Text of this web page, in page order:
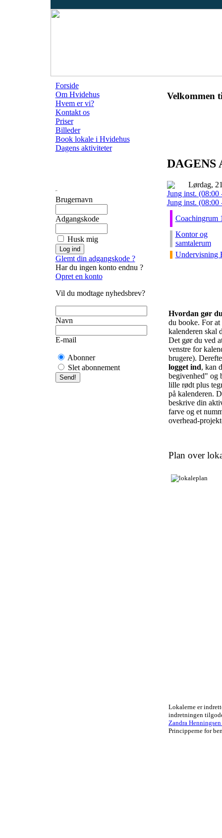
Forside
Om Hvidehus
Hvem er vi?
Kontakt os
Priser
Billeder
Book lokale i Hvidehus
Dagens aktiviteter
Brugernavn
Adgangskode
Husk mig
Glemt din adgangskode ?
Har du ingen konto endnu ?
Opret en konto
Vil du modtage nyhedsbrev?
Navn
E-mail
Abonner
Slet abonnement
Velkommen
Lørdag,
Jung inst. (08:00
Jung inst. (08:00
Coachingrum
Kontor og
samtalerum
Undervisning
Hvordan gør
du booke. For
kalenderen skal
Det gør du ved
venstre for
brugere).
logget ind, kan
begivenhed" og
lille rødt plus
på kalenderen.
beskrive din
farve og et
overhead-
Plan over
Lokalerne er
indretningen
Zandra Henningsen
Principperne for